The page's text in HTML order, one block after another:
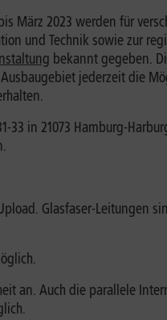
März 2023 werden für
und Technik sowie zur
bekannt gegeben.
jederzeit die
33 in 21073 Hamburg-
Glasfaser-Leitungen
an. Auch die parallele